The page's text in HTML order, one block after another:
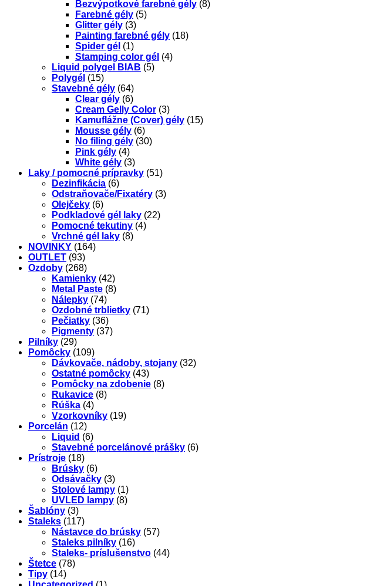
Bezvýpotkové farebné gély (8)
Farebné gély (5)
Glitter gély (3)
Painting farebné gély (18)
Spider gél (1)
Stamping color gél (4)
Liquid polygel BIAB (5)
Polygél (15)
Stavebné gély (64)
Clear gély (6)
Cream Gelly Color (3)
Kamuflážne (Cover) gély (15)
Mousse gély (6)
No filing gély (30)
Pink gély (4)
White gély (3)
Laky / pomocné prípravky (51)
Dezinfikácia (6)
Odstraňovače/Fixatéry (3)
Olejčeky (6)
Podkladové gél laky (22)
Pomocné tekutiny (4)
Vrchné gél laky (8)
NOVINKY (164)
OUTLET (93)
Ozdoby (268)
Kamienky (42)
Metal Paste (8)
Nálepky (74)
Ozdobné trblietky (71)
Pečiatky (36)
Pigmenty (37)
Pilníky (29)
Pomôcky (109)
Dávkovače, nádoby, stojany (32)
Ostatné pomôcky (43)
Pomôcky na zdobenie (8)
Rukavice (8)
Rúška (4)
Vzorkovníky (19)
Porcelán (12)
Liquid (6)
Stavebné porcelánové prášky (6)
Prístroje (18)
Brúsky (6)
Odsávačky (3)
Stolové lampy (1)
UVLED lampy (8)
Šablóny (3)
Staleks (117)
Nástavce do brúsky (57)
Staleks pilníky (16)
Staleks- príslušenstvo (44)
Štetce (78)
Tipy (14)